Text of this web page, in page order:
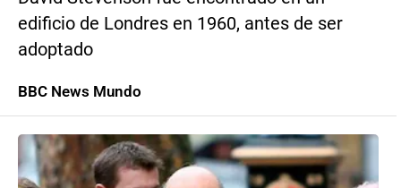
edificio de Londres en 1960, antes de ser
adoptado
BBC News Mundo